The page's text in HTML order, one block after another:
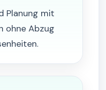
Planung mit
ohne Abzug